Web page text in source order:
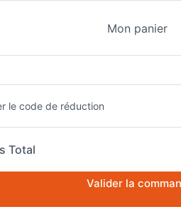
ACCUEIL
Mon panier
le code de réduction
Total
Valider la